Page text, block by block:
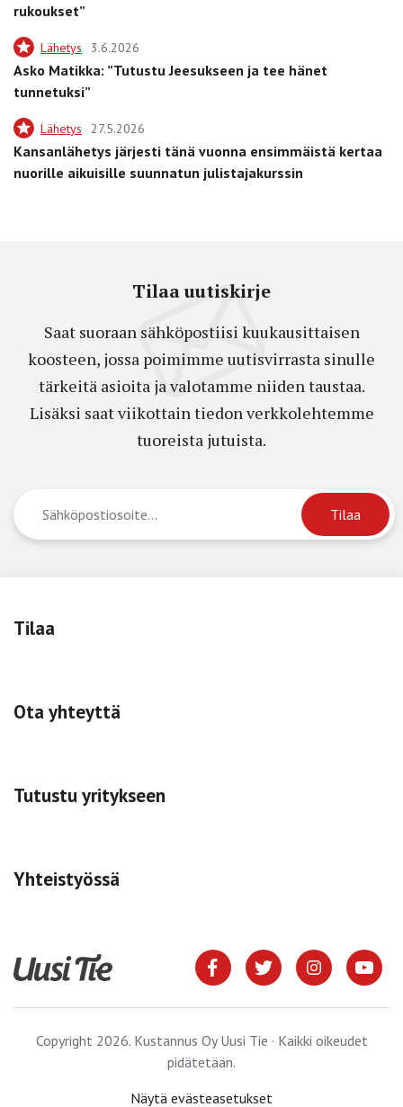
rukoukset”
Lähetys 3.6.2026
Asko Matikka: ”Tutustu Jeesukseen ja tee hänet
tunnetuksi”
Lähetys 27.5.2026
Kansanlähetys järjesti tänä vuonna ensimmäistä kertaa
nuorille aikuisille suunnatun julistajakurssin
Tilaa uutiskirje
Saat suoraan sähköpostiisi kuukausittaisen
koosteen, jossa poimimme uutisvirrasta sinulle
tärkeitä asioita ja valotamme niiden taustaa.
Lisäksi saat viikottain tiedon verkkolehtemme
tuoreista jutuista.
Tilaa
Ota yhteyttä
Tutustu yritykseen
Yhteistyössä
Copyright 2026. Kustannus Oy Uusi Tie · Kaikki oikeudet
pidätetään.
Näytä evästeasetukset